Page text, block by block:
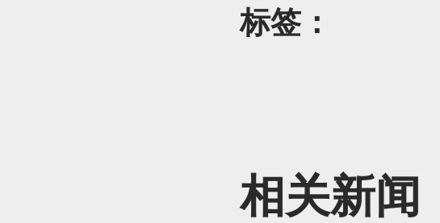
标签：
相关新闻